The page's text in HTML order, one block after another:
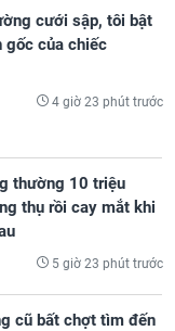
cưới sập, tôi bật
gốc của chiếc
4 giờ 23 phút trước
thường 10 triệu
thụ rồi cay mắt khi
5 giờ 23 phút trước
cũ bất chợt tìm đến